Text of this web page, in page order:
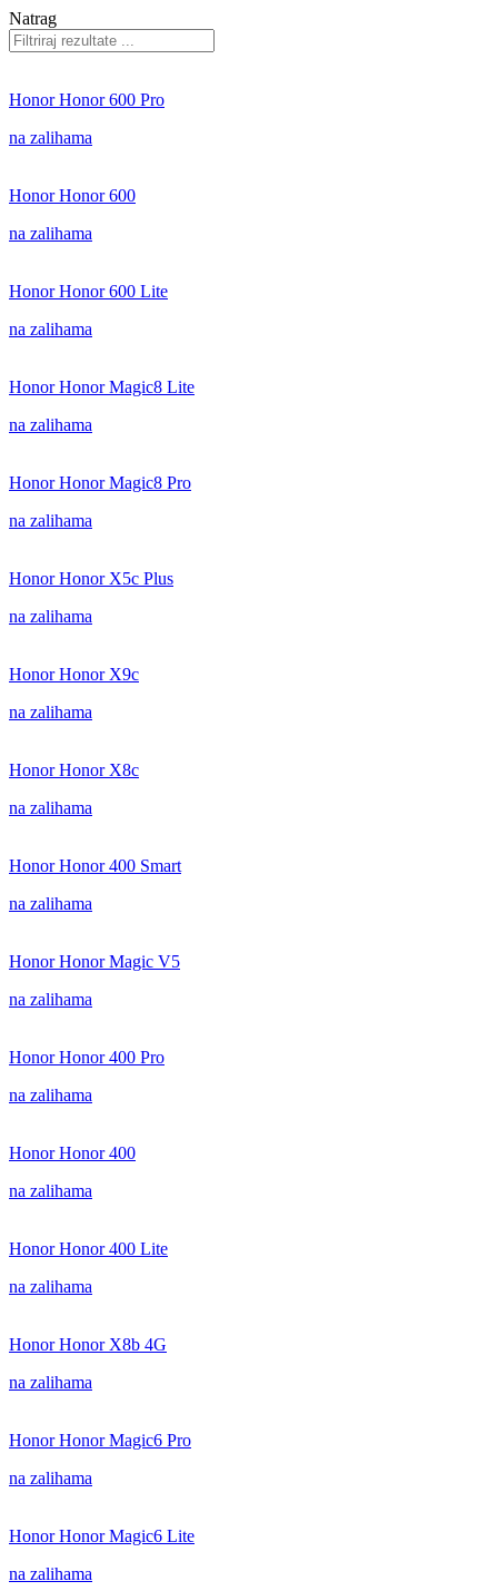
Natrag
Honor Honor 600 Pro
na zalihama
Honor Honor 600
na zalihama
Honor Honor 600 Lite
na zalihama
Honor Honor Magic8 Lite
na zalihama
Honor Honor Magic8 Pro
na zalihama
Honor Honor X5c Plus
na zalihama
Honor Honor X9c
na zalihama
Honor Honor X8c
na zalihama
Honor Honor 400 Smart
na zalihama
Honor Honor Magic V5
na zalihama
Honor Honor 400 Pro
na zalihama
Honor Honor 400
na zalihama
Honor Honor 400 Lite
na zalihama
Honor Honor X8b 4G
na zalihama
Honor Honor Magic6 Pro
na zalihama
Honor Honor Magic6 Lite
na zalihama